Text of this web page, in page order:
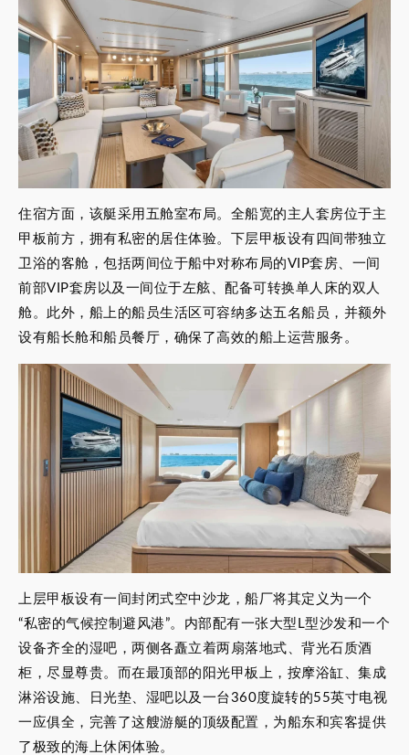
住宿方面，该艇采用五舱室布局。全船宽的主人套房位于主
甲板前方，拥有私密的居住体验。下层甲板设有四间带独立
卫浴的客舱，包括两间位于船中对称布局的VIP套房、一间
前部VIP套房以及一间位于左舷、配备可转换单人床的双人
舱。此外，船上的船员生活区可容纳多达五名船员，并额外
设有船长舱和船员餐厅，确保了高效的船上运营服务。
上层甲板设有一间封闭式空中沙龙，船厂将其定义为一个
“私密的气候控制避风港”。内部配有一张大型L型沙发和一个
设备齐全的湿吧，两侧各矗立着两扇落地式、背光石质酒
柜，尽显尊贵。而在最顶部的阳光甲板上，按摩浴缸、集成
淋浴设施、日光垫、湿吧以及一台360度旋转的55英寸电视
一应俱全，完善了这艘游艇的顶级配置，为船东和宾客提供
了极致的海上休闲体验。